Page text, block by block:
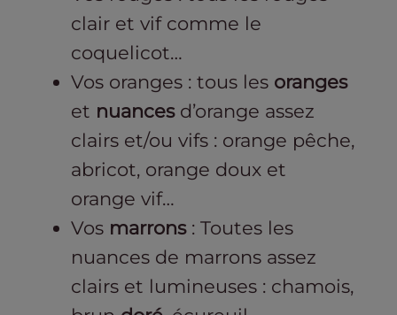
clair et vif comme le
coquelicot…
Vos oranges : tous les oranges
et nuancesd’orange assez
clairs et/ou vifs : orange pêche,
abricot, orange doux et
orange vif…
Vos marrons: Toutes les
nuances de marrons assez
clairs et lumineuses : chamois,